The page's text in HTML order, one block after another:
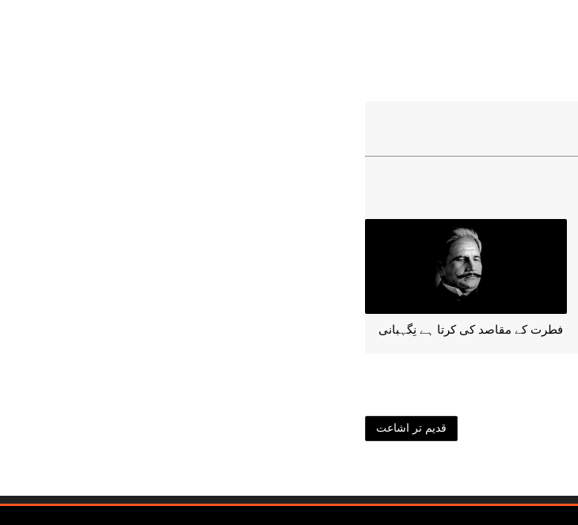
فطرت کے مقاصد کی کرتا ہے نِگہبانی
قدیم تر اشاعت